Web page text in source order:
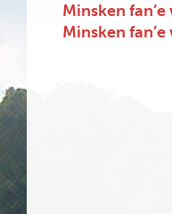
Minsken
Minsken